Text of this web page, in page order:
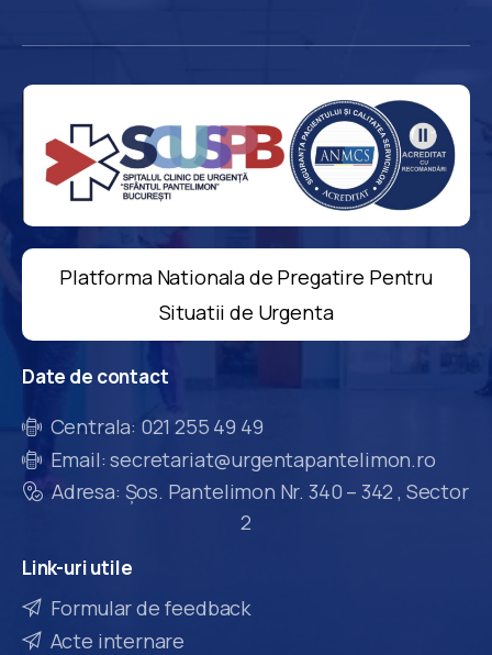
Platforma Nationala de Pregatire Pentru
Situatii de Urgenta
Date de contact
Centrala: 021 255 49 49
Email: secretariat@urgentapantelimon.ro
Adresa: Șos. Pantelimon Nr. 340 – 342 , Sector
2
Link-uriutile
Formular de feedback
Acte internare